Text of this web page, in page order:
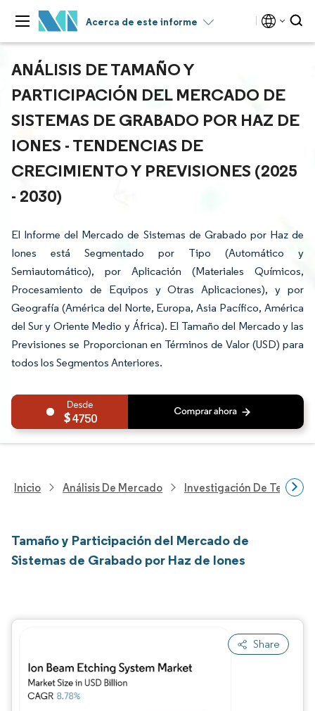
Acerca de este informe
ANÁLISIS DE TAMAÑO Y
PARTICIPACIÓN DEL MERCADO DE
SISTEMAS DE GRABADO POR HAZ DE
IONES - TENDENCIAS DE
CRECIMIENTO Y PREVISIONES (2025
- 2030)
El Informe del Mercado de Sistemas de Grabado por Haz de
Iones está Segmentado por Tipo (Automático y
Semiautomático), por Aplicación (Materiales Químicos,
Procesamiento de Equipos y Otras Aplicaciones), y por
Geografía (América del Norte, Europa, Asia Pacífico, América
del Sur y Oriente Medio y África). El Tamaño del Mercado y las
Previsiones se Proporcionan en Términos de Valor (USD) para
todos los Segmentos Anteriores.
4750
Inicio Análisis De Mercado Investigación De
Tamaño y Participación del Mercado de
Sistemas de Grabado por Haz de Iones
Share